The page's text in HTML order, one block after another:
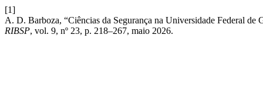
[1]
A. D. Barboza, “Ciências da Segurança na Universidade Federal
RIBSP, vol. 9, nº 23, p. 218–267, maio 2026.